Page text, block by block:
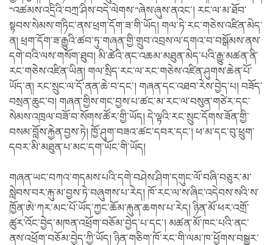
“འཚམས་འདྲིའི་བཀྲ་ཤིས་བདེ་ལེགས་”ཞེས་ཞུས་ནའང་། རང་ལ་མ་ཐོབ་
སྟབས་སེམས་གཏིང་ནས་ཕྲག་དོག་ཟ་གི་ཡོད། གལ་ཏེ་རང་གཅེས་འཛིན་མེད་
ན། ཕྲག་དོག་ཟ་རྒྱུའི་ཚབ་ཏུ་གཞན་གྱི་གྲུབ་འབྲས་ལ་དགའ་བ་བསྒོམས་ནས་
དགེ་བའི་ལས་གསོག་ཐུབ། མི་ཚེའི་ནང་འཆམ་མཐུན་མེད་པའི་རྒྱུ་མཚན་ནི་
རང་གཅེས་འཛིན་ཡིན། གལ་སྲིད་རང་ལ་རང་གཅེས་འཛིན་ཤུགས་ཆེན་པོ་
ཡོད་ན། རང་སྲུང་ལ་དོ་ནན་ཆེ་བ་དང་། གཞན་དང་འཐབ་རེས་བྱེད་པ། བཟོད་
བསྲན་ཆུང་བ། གཞན་གྱིས་གང་བྱས་པ་ཚང་མ་རང་ལ་བསུན་གཙེར་དང་
སེམས་འཁྲལ་བཟོ་བ་སོགས་ཚོར་གྱི་ཡོད། དེ་ལྟའི་རང་སྲུང་དོགས་ཟོན་གྱི་
བསམ་བློས་རྐྱེན་བྱས་ཏེ། ཁྱོ་ཤུག་བཟའ་ཚང་དབར་དང་། ཕ་མ་དང་བུ་ཕྲུག་
དབར་མི་མཐུན་པ་མང་དག་ཡོང་གི་ཡོད།
གཞན་ཡང་བཀའ་གདམས་པའི་དགེ་བཤེས་ཤིག་དགུང་ལོ་བཞི་བཅུར་མ་
སླེབས་བར་རྐུ་མ་བྱས་ཏེ་བཞུགས་པ་རེད། ཁོ་རང་ལ་ས་ཞིང་འདེབས་སའི་ས་
ཁྱོན་ཨེ་ཀར་མང་པོ་ཡོད་ཀྱང་ཆོམ་རྐུན་ཆགས་པ་རེད། ཉིན་མོ་ཕར་འགྲོ་
ཚུར་འོང་བྱེད་མཁན་འཕྲོག་བཅོམ་བྱེད་པ་དང་། མཚན་མོ་ཁང་པའི་ནང་
ནས་འཕྲོག་བཅོམ་བྱེད་ཀྱི་ཡོད། ཉིན་གཅིག་ཁོ་རང་གི་ལམ་ཁ་ཕྱོགས་བསྒྱུར་